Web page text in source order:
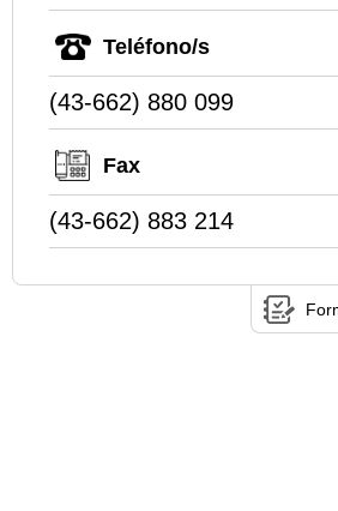
Teléfono/s
(43-662) 880 099
Fax
(43-662) 883 214